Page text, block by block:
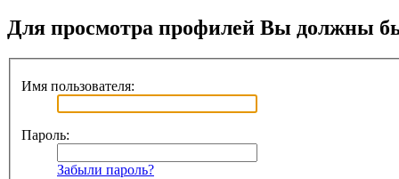
Для просмотра профилей Вы должны
Имя пользователя:
Пароль:
Забыли пароль?